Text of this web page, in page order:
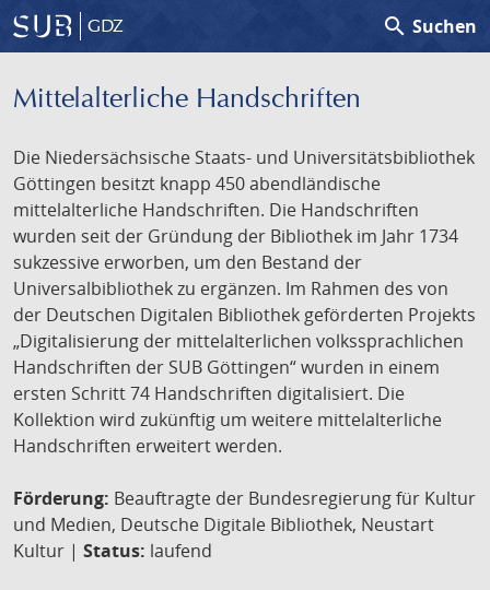
GDZ search Suchen
Mittelalterliche Handschriften
Die Niedersächsische Staats- und Universitätsbibliothek
Göttingen besitzt knapp 450 abendländische
mittelalterliche Handschriften. Die Handschriften
wurden seit der Gründung der Bibliothek im Jahr 1734
sukzessive erworben, um den Bestand der
Universalbibliothek zu ergänzen. Im Rahmen des von
der Deutschen Digitalen Bibliothek geförderten Projekts
„Digitalisierung der mittelalterlichen volkssprachlichen
Handschriften der SUB Göttingen“ wurden in einem
ersten Schritt 74 Handschriften digitalisiert. Die
Kollektion wird zukünftig um weitere mittelalterliche
Handschriften erweitert werden.
Förderung: Beauftragte der Bundesregierung für Kultur
und Medien, Deutsche Digitale Bibliothek, Neustart
Kultur | Status: laufend